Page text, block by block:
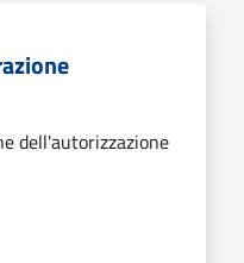
dell'autorizzazione